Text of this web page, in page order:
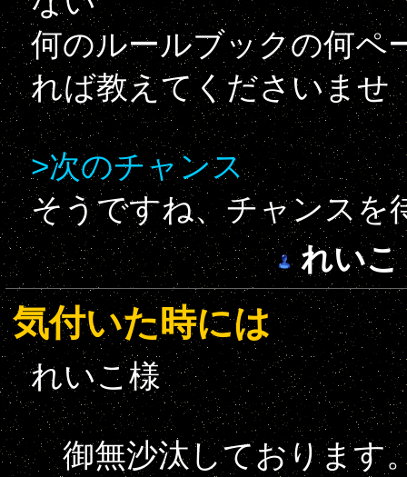
何のルールブックの何ペ
れば教えてくださいませ
>次のチャンス
そうですね、チャンスを
れいこ
気付いた時には
れいこ様
御無沙汰しております